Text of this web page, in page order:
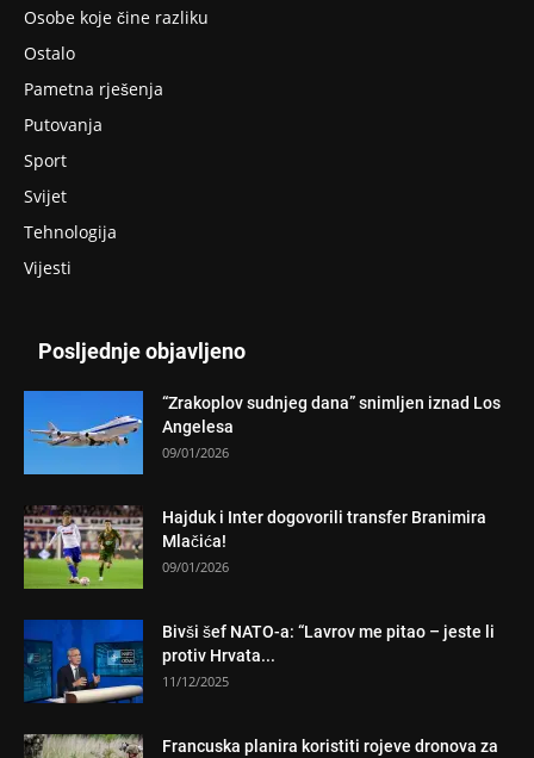
Osobe koje čine razliku
Ostalo
Pametna rješenja
Putovanja
Sport
Svijet
Tehnologija
Vijesti
Posljednje objavljeno
“Zrakoplov sudnjeg dana” snimljen iznad Los
Angelesa
09/01/2026
Hajduk i Inter dogovorili transfer Branimira
Mlačića!
09/01/2026
Bivši šef NATO-a: “Lavrov me pitao – jeste li
protiv Hrvata...
11/12/2025
Francuska planira koristiti rojeve dronova za